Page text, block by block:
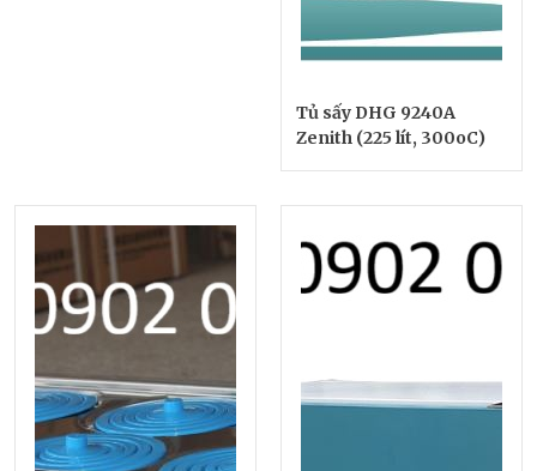
Tủ sấy DHG 9240A
Zenith (225 lít, 300oC)